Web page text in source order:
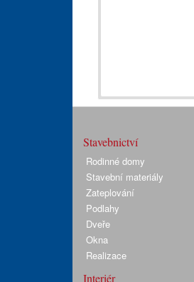
Stavebnictví
Rodinné domy
Stavební materiály
Zateplování
Podlahy
Dveře
Okna
Realizace
Interiér